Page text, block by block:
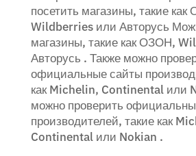
посетить магазины, такие
Wildberries или Авторусь
магазины, такие как ОЗОН,
Авторусь . Также можно
официальные сайты
как Michelin, Continental или
можно проверить
производителей, такие как
Continental или Nokian .